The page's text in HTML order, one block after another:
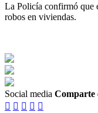
La Policía confirmó que
robos en viviendas.
Social media Comparte
    